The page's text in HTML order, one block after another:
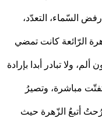
التعدّد،
كانت تمضي
تبادر أبدا بإرادة
وتصيرُ
الزّهرة حيث